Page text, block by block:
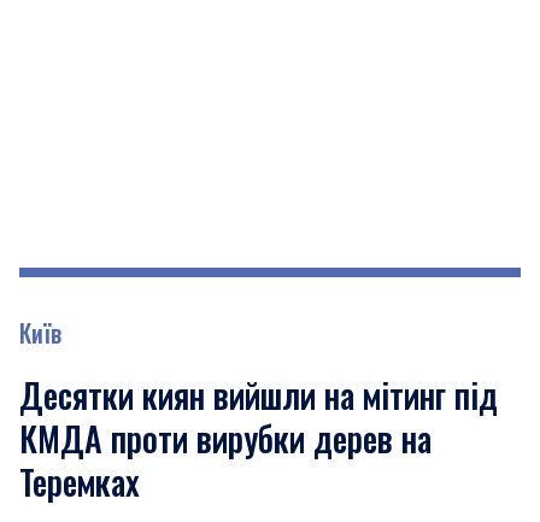
Київ
Десятки киян вийшли на мітинг під
КМДА проти вирубки дерев на
Теремках